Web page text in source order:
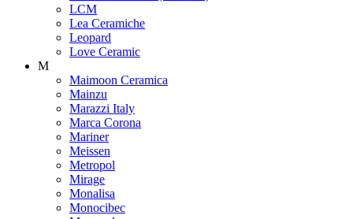
LCM
Lea Ceramiche
Leopard
Love Ceramic
M
Maimoon Ceramica
Mainzu
Marazzi Italy
Marca Corona
Mariner
Meissen
Metropol
Mirage
Monalisa
Monocibec